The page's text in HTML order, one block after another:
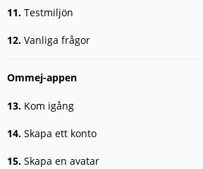
11. Testmiljön
12. Vanliga frågor
Ommej-appen
13. Kom igång
14. Skapa ett konto
15. Skapa en avatar